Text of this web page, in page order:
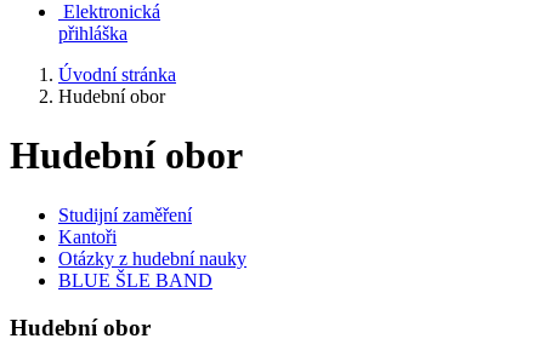
Elektronická
přihláška
Úvodní stránka
Hudební obor
Hudební obor
Studijní zaměření
Kantoři
Otázky z hudební nauky
BLUE ŠLE BAND
Hudební obor